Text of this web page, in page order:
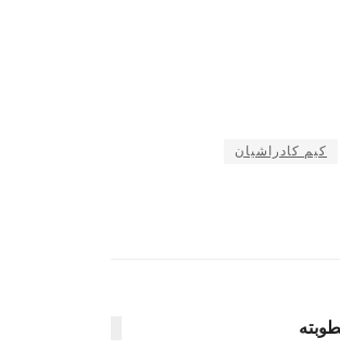
كيم كادراشيان